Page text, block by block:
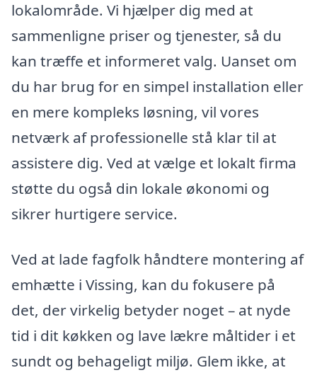
lokalområde. Vi hjælper dig med at
sammenligne priser og tjenester, så du
kan træffe et informeret valg. Uanset om
du har brug for en simpel installation eller
en mere kompleks løsning, vil vores
netværk af professionelle stå klar til at
assistere dig. Ved at vælge et lokalt firma
støtte du også din lokale økonomi og
sikrer hurtigere service.
Ved at lade fagfolk håndtere montering af
emhætte i Vissing, kan du fokusere på
det, der virkelig betyder noget – at nyde
tid i dit køkken og lave lækre måltider i et
sundt og behageligt miljø. Glem ikke, at